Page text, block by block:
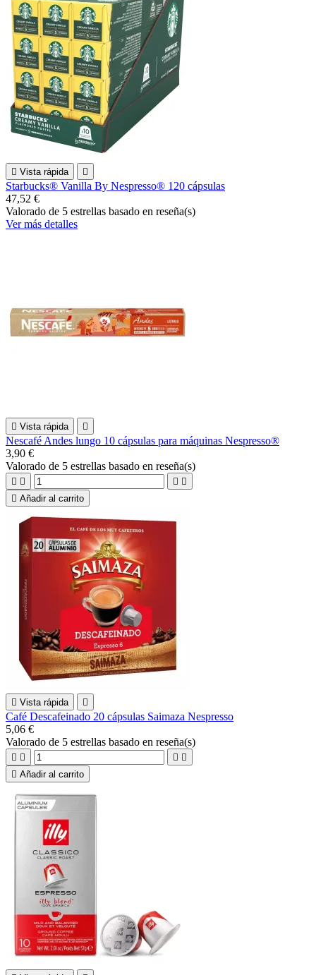
 Vista rápida 
Starbucks® Vanilla By Nespresso® 120 cápsulas
47,52 €
Valorado de 5 estrellas basado en reseña(s)
Ver más detalles
 Vista rápida 
Nescafé Andes lungo 10 cápsulas para máquinas Nespresso®
3,90 €
Valorado de 5 estrellas basado en reseña(s)
   
 Añadir al carrito
 Vista rápida 
Café Descafeinado 20 cápsulas Saimaza Nespresso
5,06 €
Valorado de 5 estrellas basado en reseña(s)
   
 Añadir al carrito